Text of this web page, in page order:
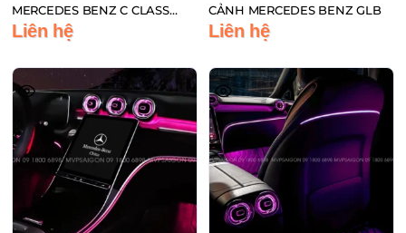
MERCEDES BENZ C CLASS
C200 C300 GLC
Liên hệ
CẢNH MERCEDES BENZ GLB
Liên hệ